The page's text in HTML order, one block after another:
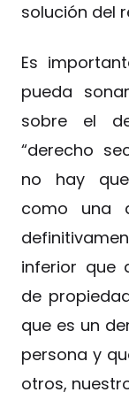
solución del
Es
pueda
sobre el
“derecho
no hay
como una
inferior que
de
que es un
persona y
otros,